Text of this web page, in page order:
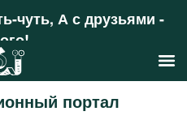
чуть, А с друзьями -
портал